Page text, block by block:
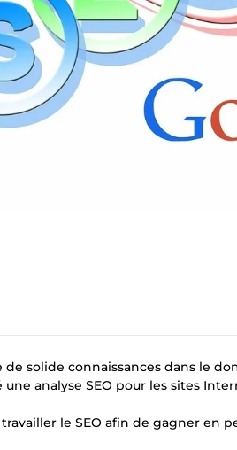
solide connaissances dans le
analyse SEO pour les sites
le SEO afin de gagner en